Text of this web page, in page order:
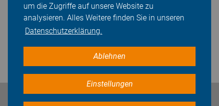
um die Zugriffe auf unsere Website zu
analysieren. Alles Weitere finden Sie in unseren
Datenschutzerklärung.
Ablehnen
Einstellungen
Bleiben Sie in Kontakt